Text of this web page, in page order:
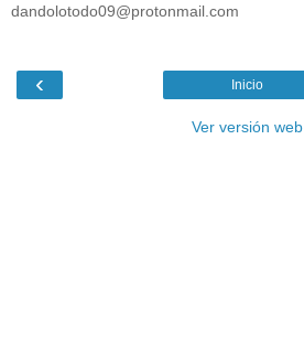
dandolotodo09@protonmail.com
‹ Inicio
Ver versión web